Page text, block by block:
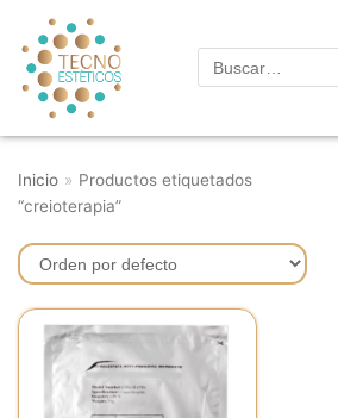
Saltar
al
contenido
Inicio » Productos etiquetados
“creioterapia”